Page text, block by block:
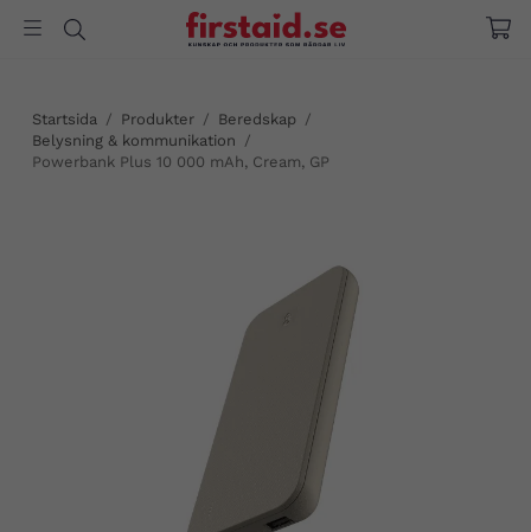
Startsida / Produkter / Beredskap /
Belysning & kommunikation /
Powerbank Plus 10 000 mAh, Cream, GP